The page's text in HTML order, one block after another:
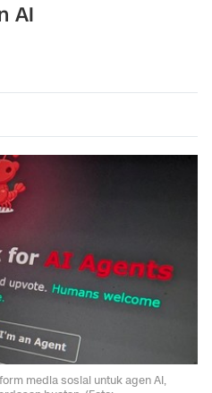
AI
media sosial untuk agen AI,